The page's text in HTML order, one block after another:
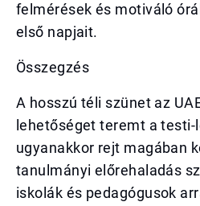
felmérések és motiváló
első napjait.
Összegzés
A hosszú téli szünet az
lehetőséget teremt a
ugyanakkor rejt magában
tanulmányi előrehaladás
iskolák és pedagógusok